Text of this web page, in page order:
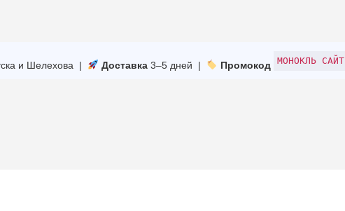
и Шелехова | Доставка3–5 дней | Промокод МОНОКЛЬ САЙТ